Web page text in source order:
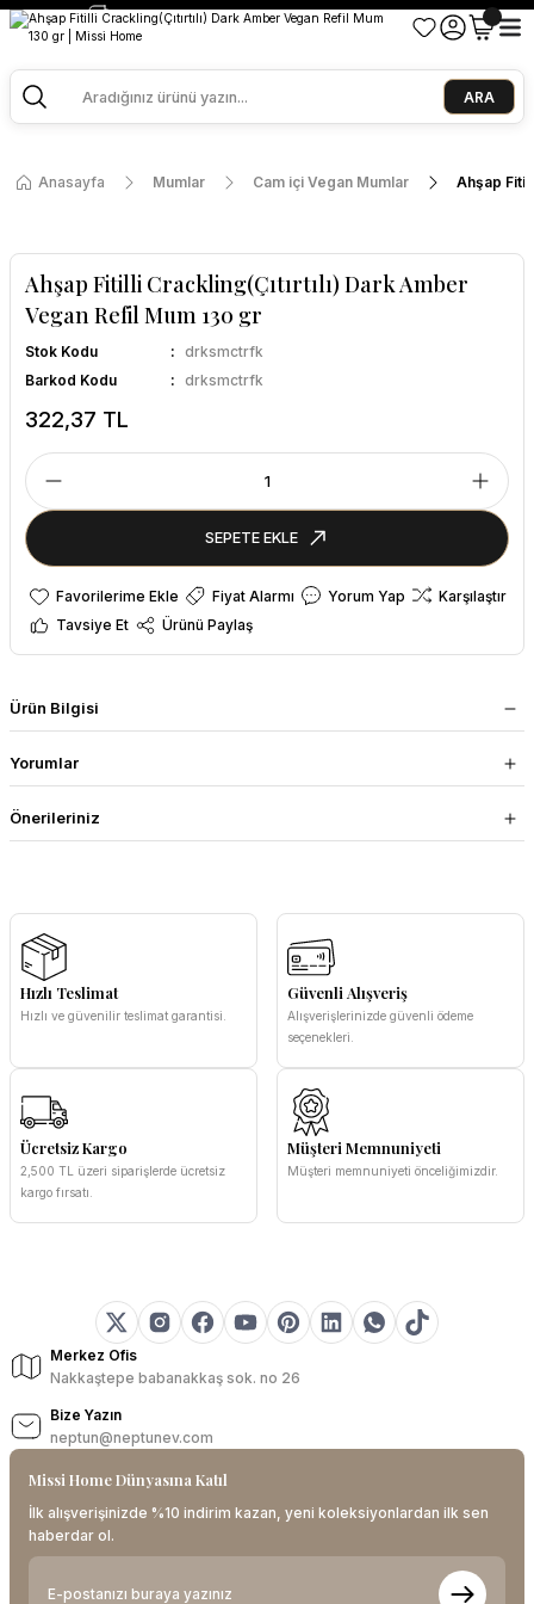
2500 TL ve Üzeri Alışverişlerde Kargo Bedava!
Missi Kokularda 3 Al 2 Öde
ARA
Anasayfa Mumlar Cam içi Vegan Mumlar Ahşap
Ahşap Fitilli Crackling(Çıtırtılı) Dark Amber
Vegan Refil Mum 130 gr
Stok Kodu
drksmctrfk
Barkod Kodu
drksmctrfk
322,37 TL
SEPETE EKLE
Fiyat Alarmı Yorum Yap
Karşılaştır
Tavsiye Et
Ürünü Paylaş
Ürün Bilgisi
Yorumlar
Önerileriniz
Hızlı Teslimat
Hızlı ve güvenilir teslimat garantisi.
Güvenli Alışveriş
Alışverişlerinizde güvenli ödeme
seçenekleri.
Ücretsiz Kargo
2,500 TL üzeri siparişlerde ücretsiz
kargo fırsatı.
Müşteri Memnuniyeti
Müşteri memnuniyeti önceliğimizdir.
Merkez Ofis
Nakkaştepe babanakkaş sok. no 26
Bize Yazın
neptun@neptunev.com
Missi Home Dünyasına Katıl
İlk alışverişinizde %10 indirim kazan, yeni koleksiyonlardan ilk sen
haberdar ol.